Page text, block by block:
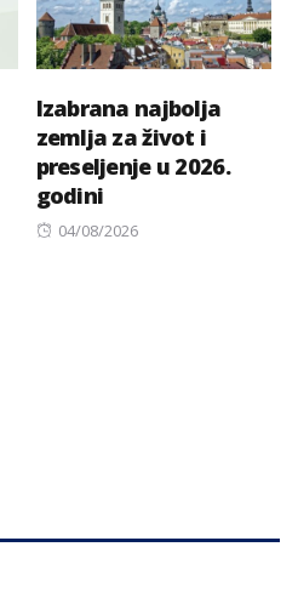
Izabrana najbolja
zemlja za život i
preseljenje u 2026.
godini
Posted
04/08/2026